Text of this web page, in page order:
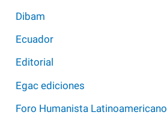
Dibam
Ecuador
Editorial
Egac ediciones
Foro Humanista Latinoamericano